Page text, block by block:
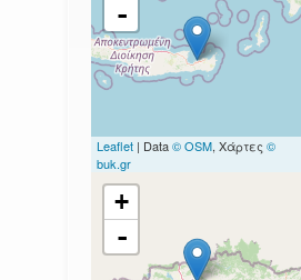
-
Leaflet | Data© OSM, Χάρτες ©
buk.gr
+
-